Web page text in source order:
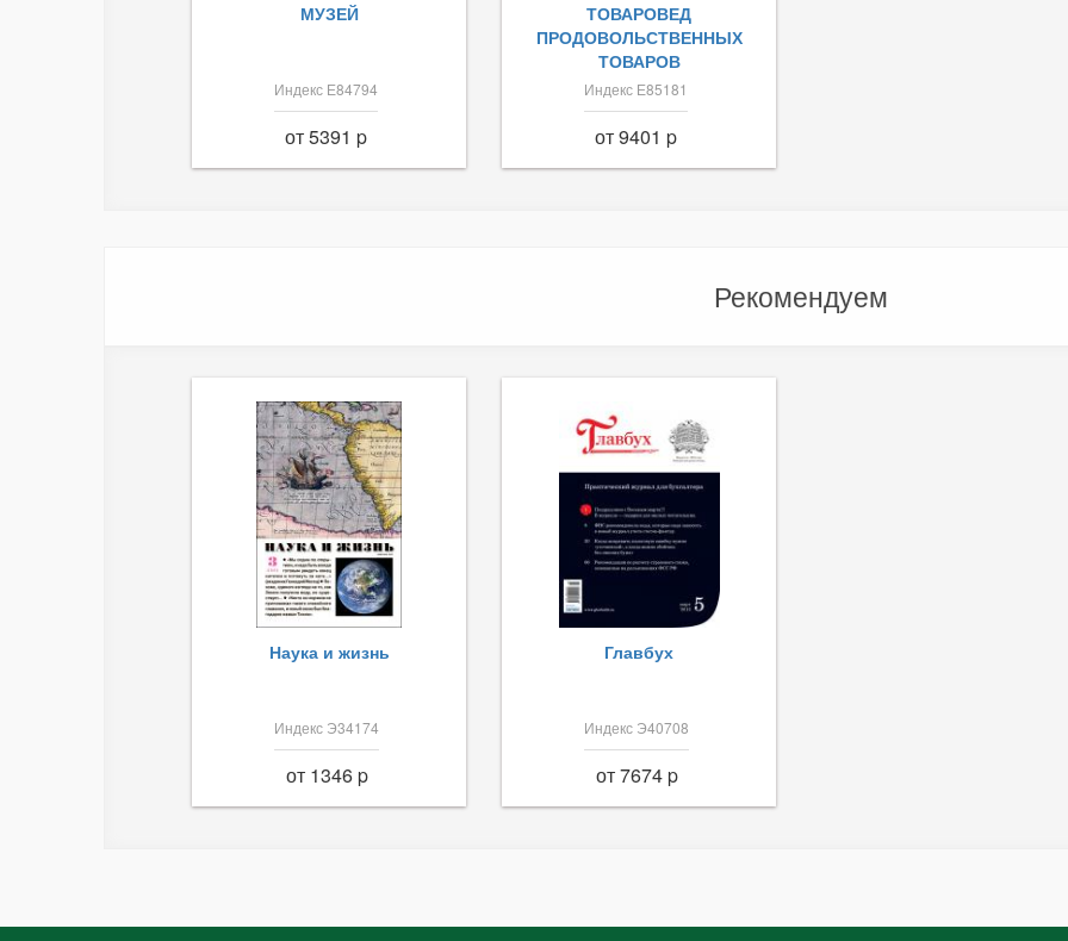
МУЗЕЙ
Индекс Е84794
от 5391 p
ТОВАРОВЕД
ПРОДОВОЛЬСТВЕННЫХ
ТОВАРОВ
Индекс Е85181
от 9401 p
Рекомендуем
Наука и жизнь
Индекс Э34174
от 1346 p
Главбух
Индекс Э40708
от 7674 p